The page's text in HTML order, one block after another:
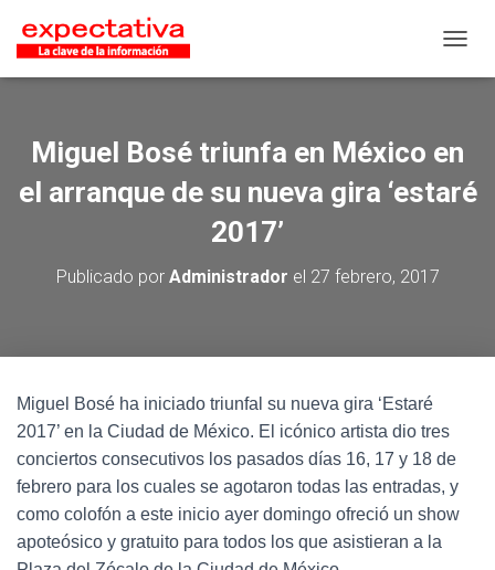
Miguel Bosé triunfa en México en
el arranque de su nueva gira ‘estaré
2017’
Publicado por Administrador el 27 febrero, 2017
Miguel Bosé ha iniciado triunfal su nueva gira ‘Estaré
2017’ en la Ciudad de México. El icónico artista dio tres
conciertos consecutivos los pasados días 16, 17 y 18 de
febrero para los cuales se agotaron todas las entradas, y
como colofón a este inicio ayer domingo ofreció un show
apoteósico y gratuito para todos los que asistieran a la